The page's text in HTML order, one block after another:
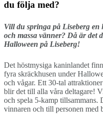
du följa med?
Vill du springa på Liseberg en
och massa vänner? Då är det
Halloween på Liseberg!
Det höstmysiga kaninlandet
fyra skräckhusen under
och vågar. Ett 30-tal
blir det till alla våra deltagare!
och spela 5-kamp
vinnaren och till personen med